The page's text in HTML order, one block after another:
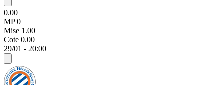
0.00
MP 0
Mise 1.00
Cote 0.00
29/01 - 20:00